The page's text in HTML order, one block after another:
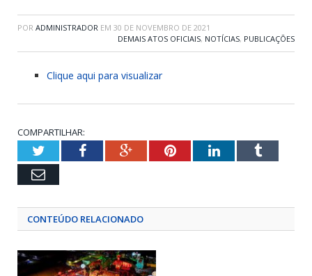
POR ADMINISTRADOR EM 30 DE NOVEMBRO DE 2021
DEMAIS ATOS OFICIAIS, NOTÍCIAS, PUBLICAÇÕES
Clique aqui para visualizar
COMPARTILHAR:
TwitterFacebookGoogle+PinterestLinkedInTumblr
Email
CONTEÚDO RELACIONADO